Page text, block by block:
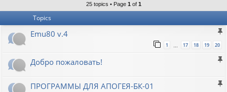
25 topics • Page 1 of 1
Topics
Emu80 v.4
1 … 17 18 19 20
Добро пожаловать!
ПРОГРАММЫ ДЛЯ АПОГЕЯ-БК-01